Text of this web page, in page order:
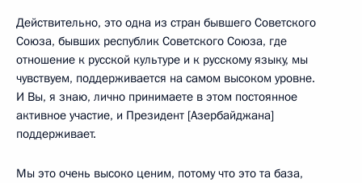
Действительно, это одна из стран бывшего Советского
Союза, бывших республик Советского Союза, где
отношение к русской культуре и к русскому языку, мы
чувствуем, поддерживается на самом высоком уровне.
И Вы, я знаю, лично принимаете в этом постоянное
активное участие, и Президент [Азербайджана]
поддерживает.
Мы это очень высоко ценим, потому что это та база,